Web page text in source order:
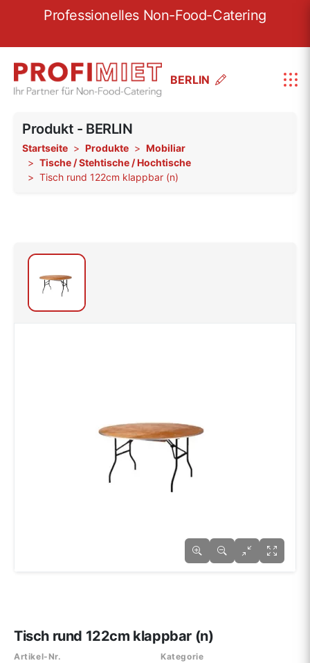
Professionelles Non-Food-Catering
BERLIN
Produkt - BERLIN
Startseite Produkte
Mobiliar
Tische / Stehtische / Hochtische
Tisch rund 122cm klappbar (n)
Tisch rund 122cm klappbar (n)
Artikel-Nr. Kategorie